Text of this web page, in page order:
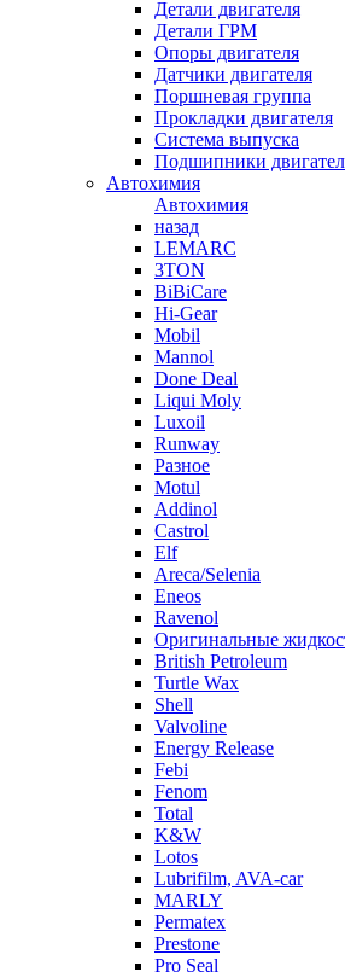
Детали двигателя
Детали ГРМ
Опоры двигателя
Датчики двигателя
Поршневая группа
Прокладки двигателя
Система выпуска
Подшипники
Автохимия
Автохимия
назад
LEMARC
3TON
BiBiCare
Hi-Gear
Mobil
Mannol
Done Deal
Liqui Moly
Luxoil
Runway
Разное
Motul
Addinol
Castrol
Elf
Areca/Selenia
Eneos
Ravenol
Оригинальные
British Petroleum
Turtle Wax
Shell
Valvoline
Energy Release
Febi
Fenom
Total
K&W
Lotos
Lubrifilm, AVA-car
MARLY
Permatex
Prestone
Pro Seal